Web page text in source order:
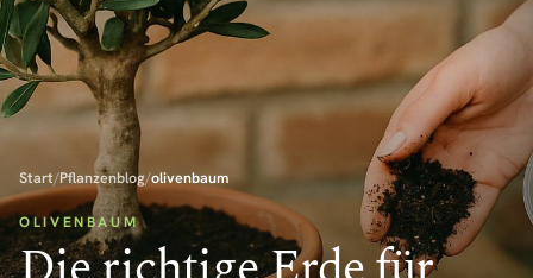
Start/Pflanzenblog/olivenbaum
OLIVENBAUM